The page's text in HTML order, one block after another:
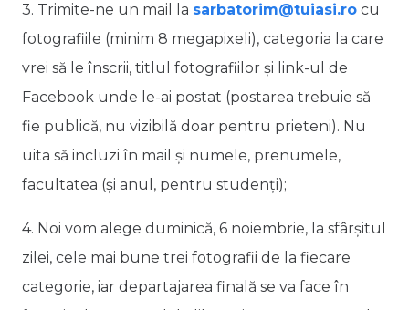
3. Trimite-ne un mail la sarbatorim@tuiasi.ro cu
fotografiile (minim 8 megapixeli), categoria la care
vrei să le înscrii, titlul fotografiilor și link-ul de
Facebook unde le-ai postat (postarea trebuie să
fie publică, nu vizibilă doar pentru prieteni). Nu
uita să incluzi în mail și numele, prenumele,
facultatea (și anul, pentru studenți);
4. Noi vom alege duminică, 6 noiembrie, la sfârșitul
zilei, cele mai bune trei fotografii de la fiecare
categorie, iar departajarea finală se va face în